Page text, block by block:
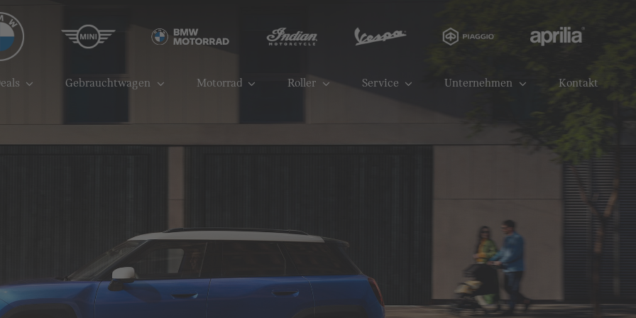
Gebrauchtwagen Motorrad Roller Service Unternehmen Kontakt